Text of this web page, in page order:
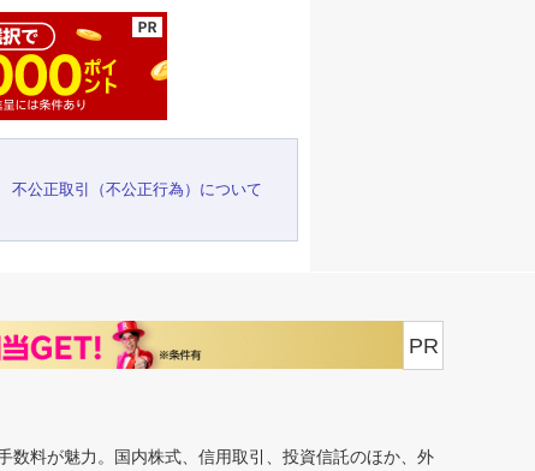
不公正取引（不公正行為）について
PR
数料が魅力。国内株式、信用取引、投資信託のほか、外